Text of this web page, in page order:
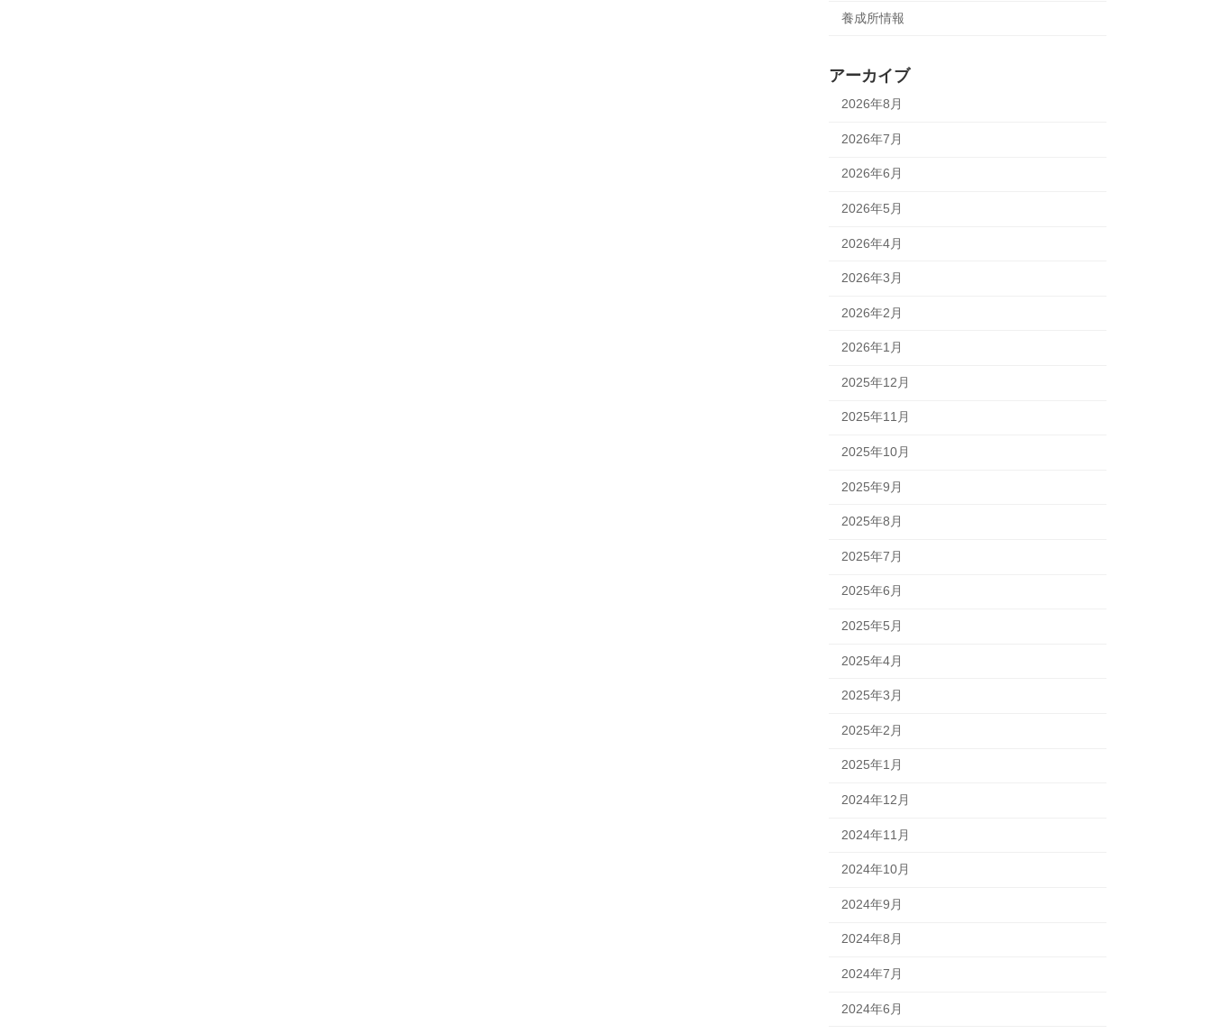
養成所情報
アーカイブ
2026年8月
2026年7月
2026年6月
2026年5月
2026年4月
2026年3月
2026年2月
2026年1月
2025年12月
2025年11月
2025年10月
2025年9月
2025年8月
2025年7月
2025年6月
2025年5月
2025年4月
2025年3月
2025年2月
2025年1月
2024年12月
2024年11月
2024年10月
2024年9月
2024年8月
2024年7月
2024年6月